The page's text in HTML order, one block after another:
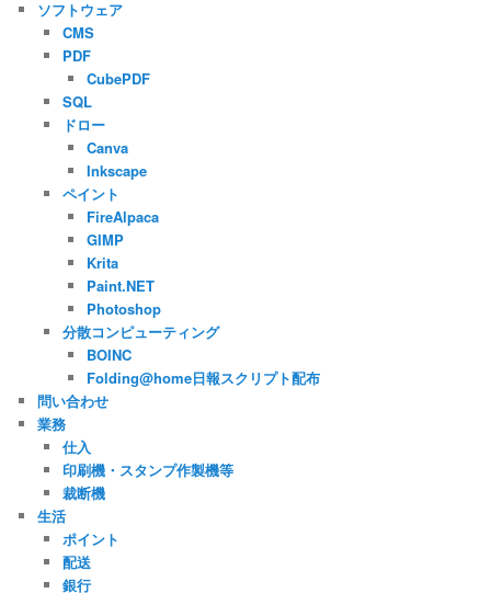
ソフトウェア
CMS
PDF
CubePDF
SQL
ドロー
Canva
Inkscape
ペイント
FireAlpaca
GIMP
Krita
Paint.NET
Photoshop
分散コンピューティング
BOINC
Folding@home日報スクリプト配布
問い合わせ
業務
仕入
印刷機・スタンプ作製機等
裁断機
生活
ポイント
配送
銀行